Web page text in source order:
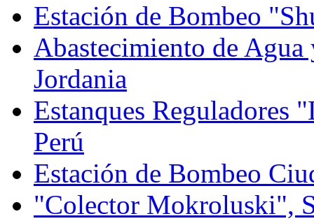
Estación de Bombeo
Abastecimiento de
Jordania
Estanques
Perú
Estación de Bombeo
"Colector Mokroluski",